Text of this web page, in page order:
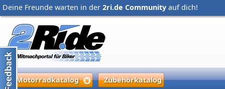
Deine Freunde warten in der 2ri.de Community auf dich!
Motorradkatalog Zubehörkatalog